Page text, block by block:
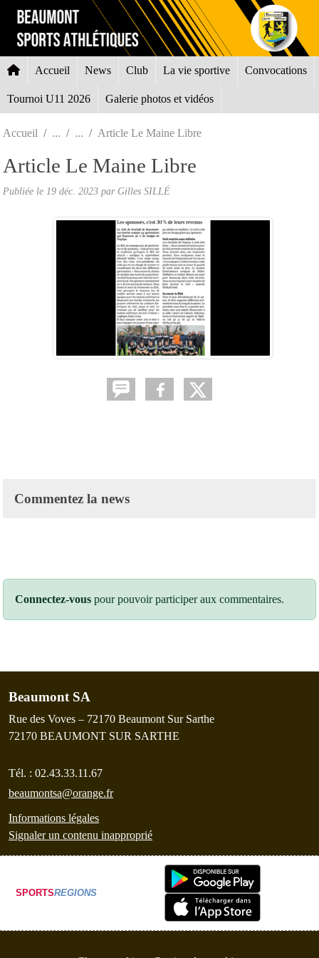
Accueil News Club La vie sportive Convocations
Tournoi U11 2026 Galerie photos et vidéos
Accueil Article Le Maine Libre
Article Le Maine Libre
Publiée le 19 déc. 2023 par Gilles SILLÉ
Commentez la news
Connectez-vous pour pouvoir participer aux commentaires.
Beaumont SA
Rue des Voves – 72170 Beaumont Sur Sarthe
72170 BEAUMONT SUR SARTHE
Tél. : 02.43.33.11.67
beaumontsa@orange.fr
Informations légales
Signaler un contenu inapproprié
SPORTSREGIONS
Panneau de gestion des cookies